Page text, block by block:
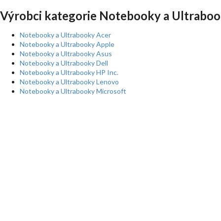
Výrobci kategorie Notebooky a
Notebooky a Ultrabooky Acer
Notebooky a Ultrabooky Apple
Notebooky a Ultrabooky Asus
Notebooky a Ultrabooky Dell
Notebooky a Ultrabooky HP Inc.
Notebooky a Ultrabooky Lenovo
Notebooky a Ultrabooky Microsoft